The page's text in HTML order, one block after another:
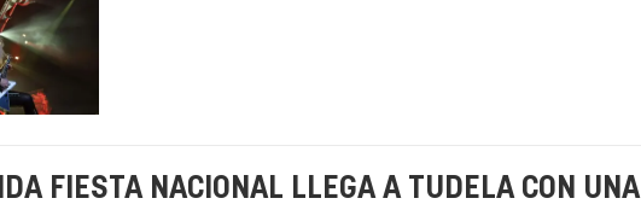
FIESTA NACIONAL LLEGA A TUDELA CON UNA